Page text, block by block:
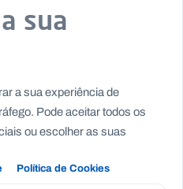
sua
a sua experiência de
Pode aceitar todos os
ou escolher as suas
Política de Cookies